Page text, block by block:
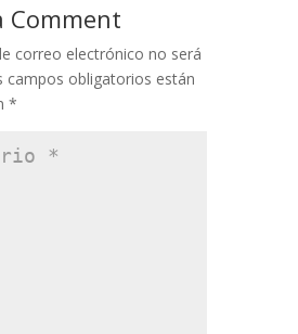
Comment
correo electrónico no será
campos obligatorios están
*